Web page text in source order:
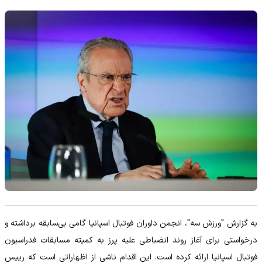
به گزارش "ورزش سه"، انجمن داوران فوتبال اسپانیا گامی بی‌سابقه برداشته و
درخواستی برای آغاز روند انضباطی علیه پرز به کمیته مسابقات فدراسیون
فوتبال اسپانیا ارائه کرده است. این اقدام ناشی از اظهاراتی است که رییس